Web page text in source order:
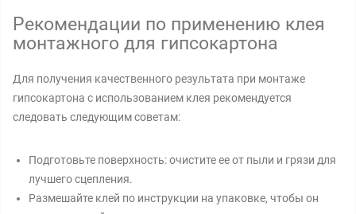
Рекомендации по применению клея
монтажного для гипсокартона
Для получения качественного результата при монтаже
гипсокартона с использованием клея рекомендуется
следовать следующим советам:
Подготовьте поверхность: очистите ее от пыли и грязи для
лучшего сцепления.
Размешайте клей по инструкции на упаковке, чтобы он